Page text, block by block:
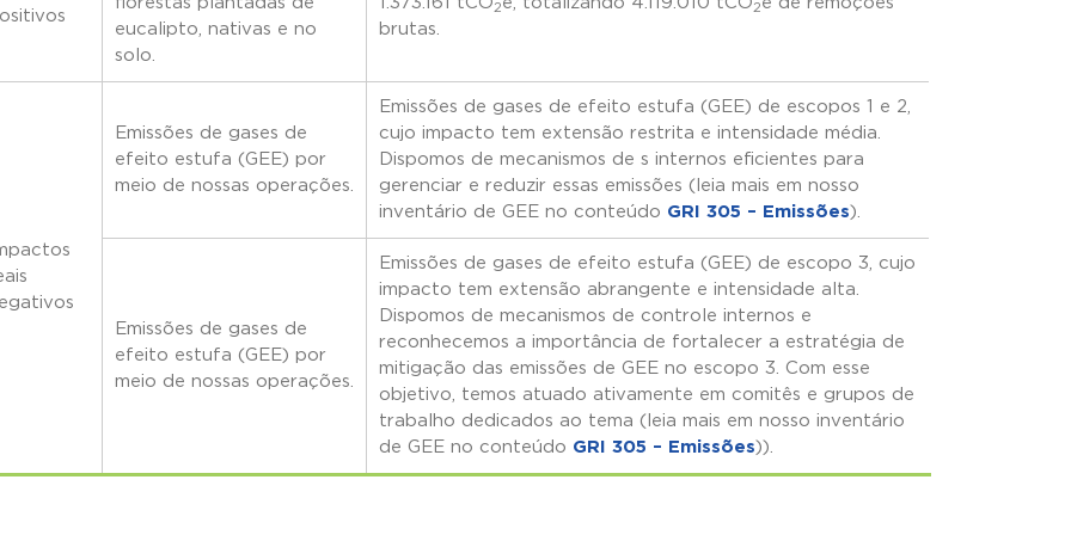
eucalipto, nativas e no
solo.
2 2
brutas.
Emissões de gases de
efeito estufa (GEE) por
meio de nossas operações.
Emissões de gases de efeito estufa (GEE) de escopos 1 e 2,
cujo impacto tem extensão restrita e intensidade média.
Dispomos de mecanismos de s internos eficientes para
gerenciar e reduzir essas emissões (leia mais em nosso
inventário de GEE no conteúdo GRI 305 – Emissões).
Emissões de gases de
efeito estufa (GEE) por
meio de nossas operações.
Emissões de gases de efeito estufa (GEE) de escopo 3, cujo
impacto tem extensão abrangente e intensidade alta.
Dispomos de mecanismos de controle internos e
reconhecemos a importância de fortalecer a estratégia de
mitigação das emissões de GEE no escopo 3. Com esse
objetivo, temos atuado ativamente em comitês e grupos de
trabalho dedicados ao tema (leia mais em nosso inventário
de GEE no conteúdo GRI 305 – Emissões)).